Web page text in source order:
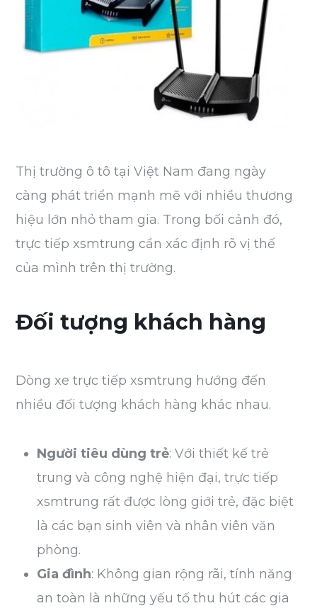
Thị trường ô tô tại Việt Nam đang ngày
càng phát triển mạnh mẽ với nhiều thương
hiệu lớn nhỏ tham gia. Trong bối cảnh đó,
trực tiếp xsmtrung cần xác định rõ vị thế
của mình trên thị trường.
Đối tượng khách hàng
Dòng xe trực tiếp xsmtrung hướng đến
nhiều đối tượng khách hàng khác nhau.
Người tiêu dùng trẻ: Với thiết kế trẻ
trung và công nghệ hiện đại, trực tiếp
xsmtrung rất được lòng giới trẻ, đặc biệt
là các bạn sinh viên và nhân viên văn
phòng.
Gia đình: Không gian rộng rãi, tính năng
an toàn là những yếu tố thu hút các gia